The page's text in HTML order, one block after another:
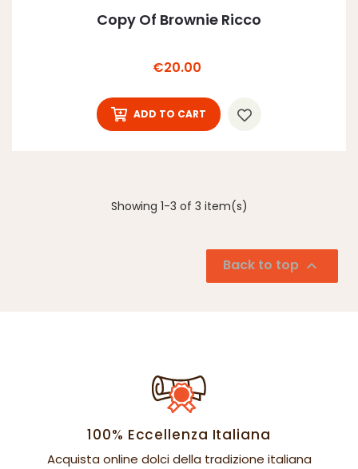
Copy Of Brownie Ricco
Price
€20.00
ADD TO CART
Showing 1-3 of 3 item(s)
Back to top 
100% Eccellenza Italiana
Acquista online dolci della tradizione italiana